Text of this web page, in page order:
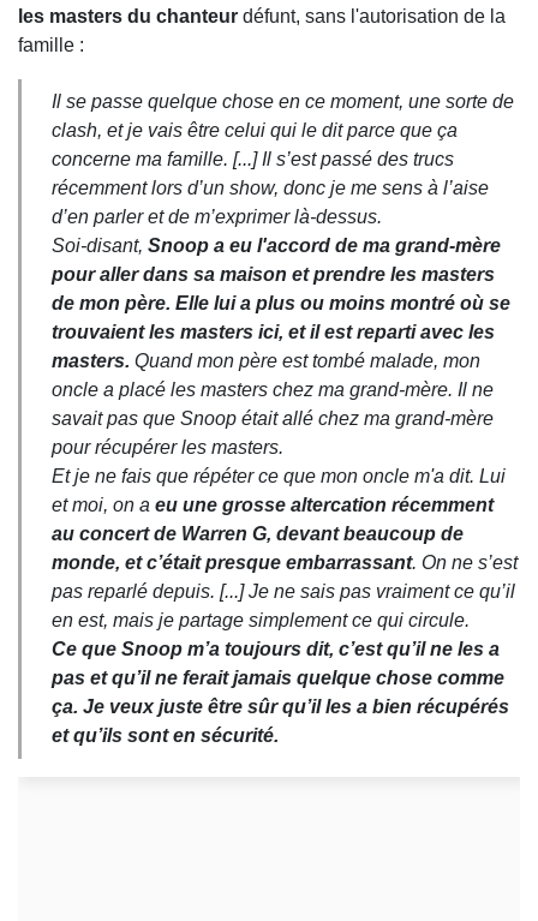
les masters du chanteur défunt, sans l'autorisation de la
famille :
Il se passe quelque chose en ce moment, une sorte de
clash, et je vais être celui qui le dit parce que ça
concerne ma famille. [...] Il s’est passé des trucs
récemment lors d’un show, donc je me sens à l’aise
d’en parler et de m’exprimer là-dessus.
Soi-disant, Snoop a eu l'accord de ma grand-mère
pour aller dans sa maison et prendre les masters
de mon père. Elle lui a plus ou moins montré où se
trouvaient les masters ici, et il est reparti avec les
masters. Quand mon père est tombé malade, mon
oncle a placé les masters chez ma grand-mère. Il ne
savait pas que Snoop était allé chez ma grand-mère
pour récupérer les masters.
Et je ne fais que répéter ce que mon oncle m'a dit. Lui
et moi, on a eu une grosse altercation récemment
au concert de Warren G, devant beaucoup de
monde, et c’était presque embarrassant. On ne s’est
pas reparlé depuis. [...] Je ne sais pas vraiment ce qu’il
en est, mais je partage simplement ce qui circule.
Ce que Snoop m’a toujours dit, c’est qu’il ne les a
pas et qu’il ne ferait jamais quelque chose comme
ça. Je veux juste être sûr qu’il les a bien récupérés
et qu’ils sont en sécurité.